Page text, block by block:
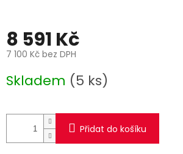
8 591 Kč
7 100 Kč bez DPH
cena:
Skladem (5 ks)
Přidat do košíku